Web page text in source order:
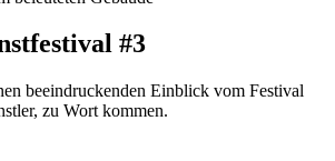
#3
beeindruckenden Einblick vom Festival
zu Wort kommen.